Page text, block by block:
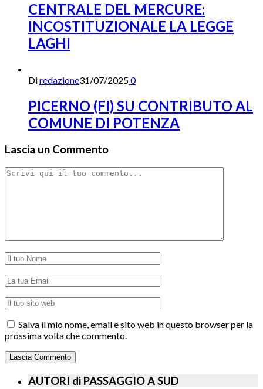
CENTRALE DEL MERCURE:
INCOSTITUZIONALE LA LEGGE
LAGHI
Diredazione31/07/20250
PICERNO (FI) SU CONTRIBUTO AL
COMUNE DI POTENZA
Lascia un Commento
Salva il mio nome, email e sito web in questo browser per la
prossima volta che commento.
AUTORI di PASSAGGIO A SUD